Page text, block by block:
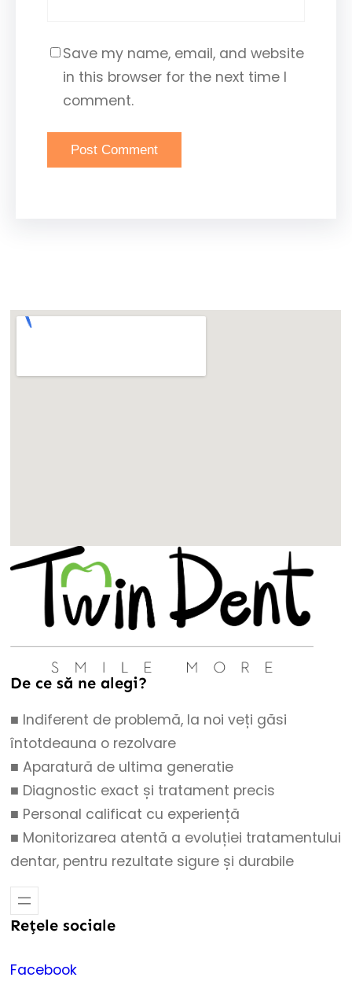
Save my name, email, and website
in this browser for the next time I
comment.
De ce să ne alegi?
■ Indiferent de problemă, la noi veți găsi
întotdeauna o rezolvare
■ Aparatură de ultima generatie
■ Diagnostic exact și tratament precis
■ Personal calificat cu experiență
■ Monitorizarea atentă a evoluției tratamentului
dentar, pentru rezultate sigure și durabile
Rețele sociale
Facebook